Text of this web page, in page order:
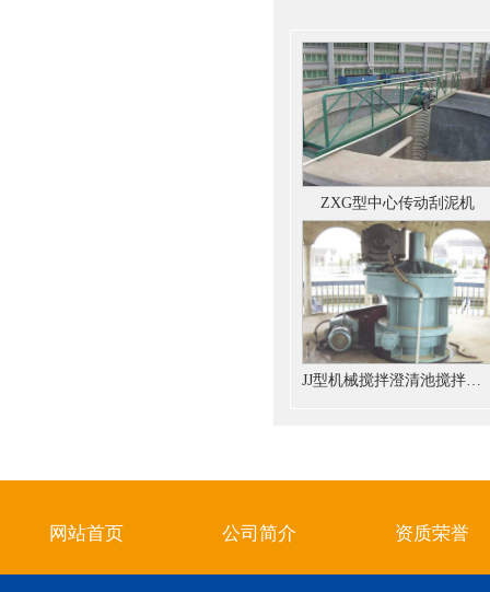
ZXG型中心传动刮泥机
JJ型机械搅拌澄清池搅拌刮泥机
网站首页 公司简介 资质荣誉